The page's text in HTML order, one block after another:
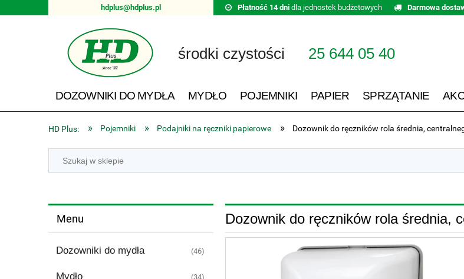
hdplus@hdplus.pl Płatność 14 dni dla jednostek budżetowych Darmowa
środki czystości 25 644 05 40
DOZOWNIKI DO MYDŁA MYDŁO POJEMNIKI PAPIER SPRZĄTANIE
HD Plus: » Pojemniki » Podajniki na ręczniki papierowe » Dozownik do ręczników rola średnia,
Menu
Dozowniki do mydła (46)
Mydło (34)
Dozownik do ręczników rola średnia,